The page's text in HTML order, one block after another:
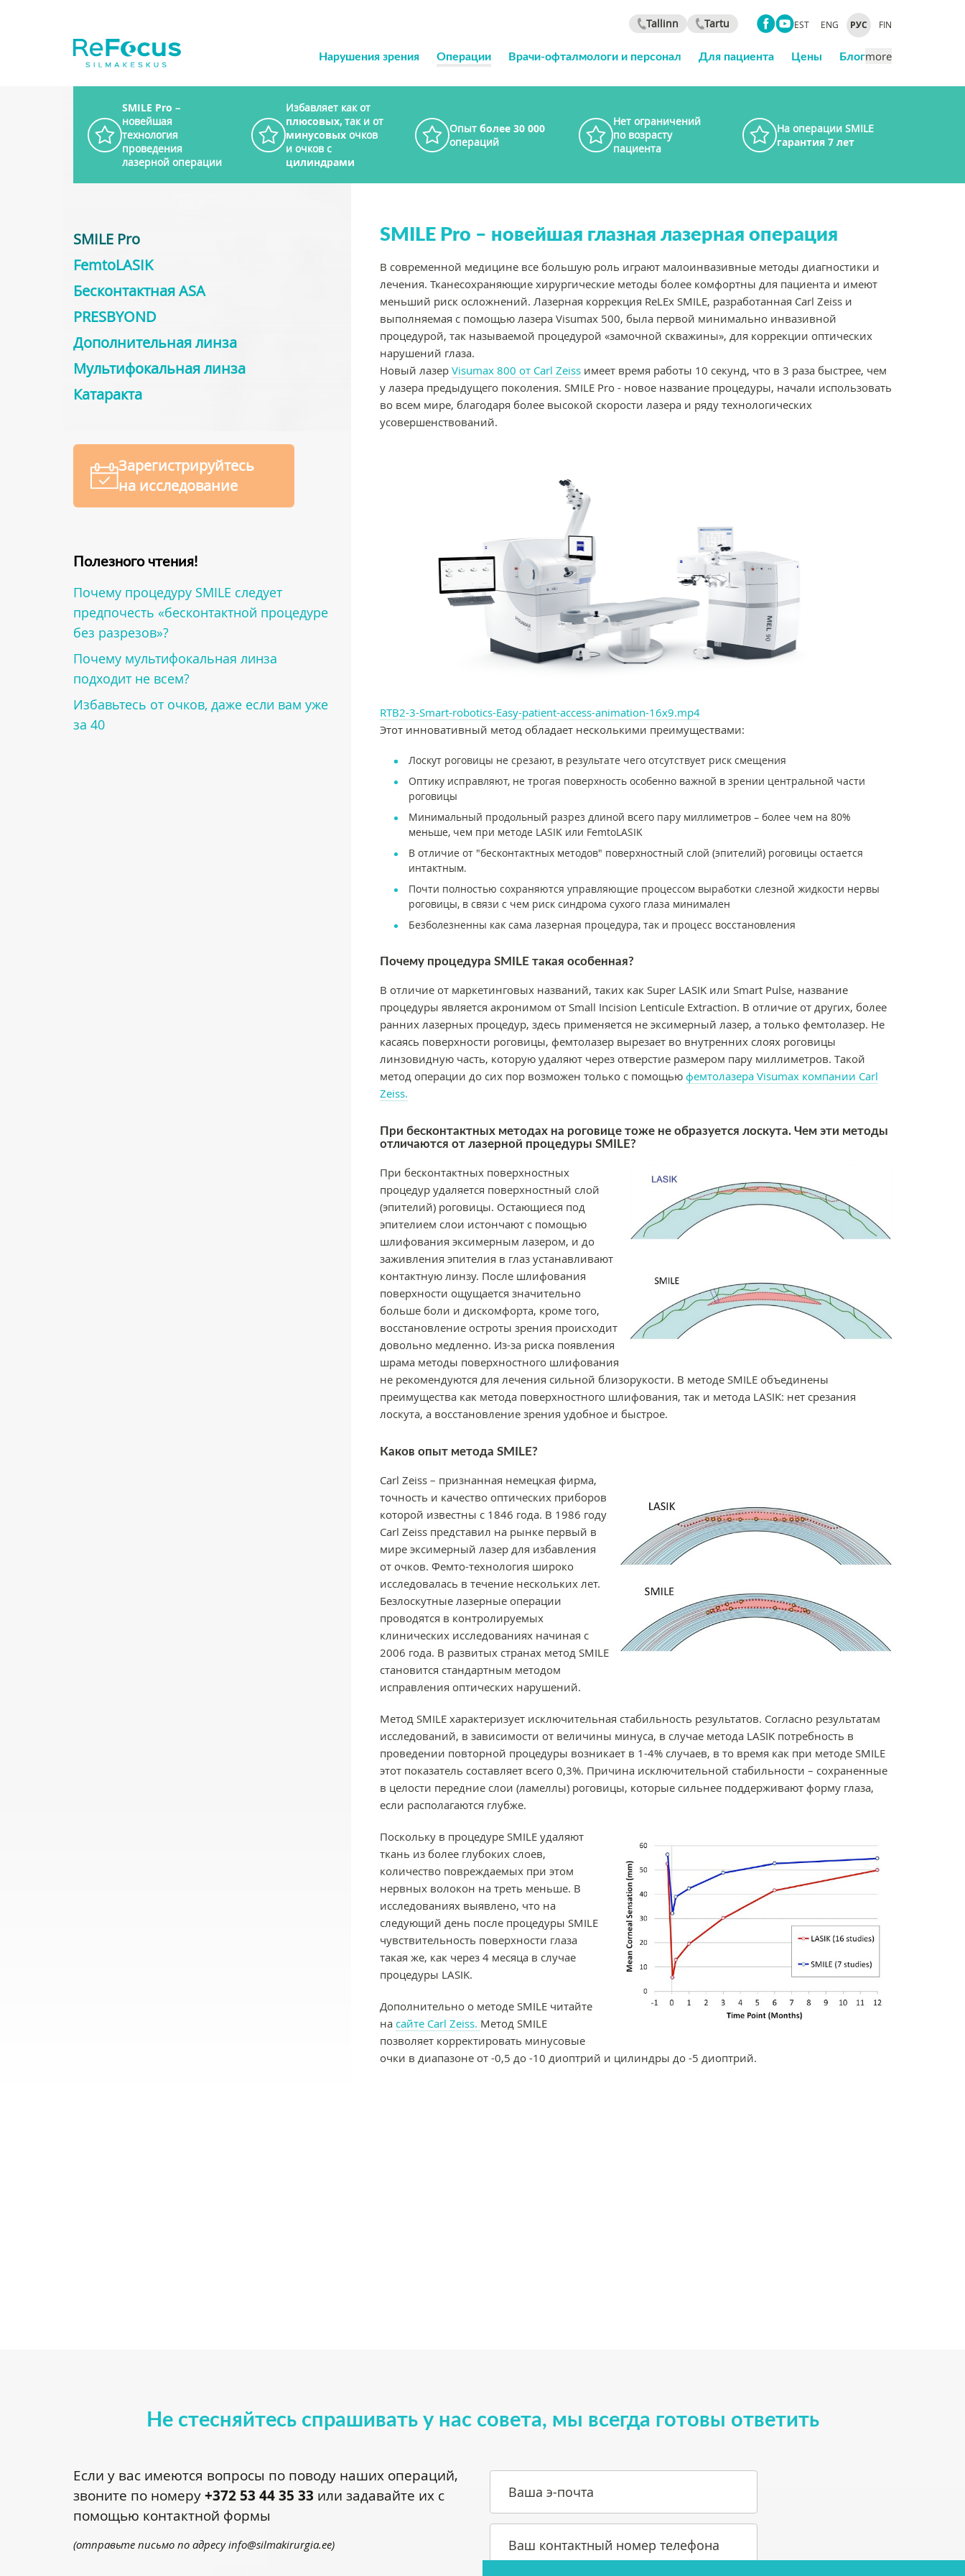
Tallinn Tartu EST ENG РУС FIN
Нарушения зрения Операции Врачи-офталмологи и персонал Для пациента Цены Блогmore
SMILE Pro –
новейшая
технология
проведения
лазерной операции
Избавляет как от
плюсовых, так и от
минусовых очков
и очков с
цилиндрами
Опыт более 30 000
операций
Нет ограничений
по возрасту
пациента
На операции SMILE
гарантия 7 лет
SMILE Pro – новейшая глазная лазерная операция
В современной медицине все большую роль играют малоинвазивные методы диагностики и
лечения. Тканесохраняющие хирургические методы более комфортны для пациента и имеют
меньший риск осложнений. Лазерная коррекция ReLEx SMILE, разработанная Carl Zeiss и
выполняемая с помощью лазера Visumax 500, была первой минимально инвазивной
процедурой, так называемой процедурой «замочной скважины», для коррекции оптических
нарушений глаза.
Новый лазер Visumax 800 от Carl Zeissимеет время работы 10 секунд, что в 3 раза быстрее, чем
у лазера предыдущего поколения. SMILE Pro - новое название процедуры, начали использовать
во всем мире, благодаря более высокой скорости лазера и ряду технологических
усовершенствований.
RTB2-3-Smart-robotics-Easy-patient-access-animation-16x9.mp4
Этот инновативный метод обладает несколькими преимуществами:
Лоскут роговицы не срезают, в результате чего отсутствует риск смещения
Оптику исправляют, не трогая поверхность особенно важной в зрении центральной части
роговицы
Минимальный продольный разрез длиной всего пару миллиметров – более чем на 80%
меньше, чем при методе LASIK или FemtoLASIK
В отличие от "бесконтактных методов" поверхностный слой (эпителий) роговицы остается
интактным.
Почти полностью сохраняются управляющие процессом выработки слезной жидкости нервы
роговицы, в связи с чем риск синдрома сухого глаза минимален
Безболезненны как сама лазерная процедура, так и процесс восстановления
Почему процедура SMILE такая особенная?
В отличие от маркетинговых названий, таких как Super LASIK или Smart Pulse, название
процедуры является акронимом от Small Incision Lenticule Extraction. В отличие от других, более
ранних лазерных процедур, здесь применяется не эксимерный лазер, а только фемтолазер. Не
касаясь поверхности роговицы, фемтолазер вырезает во внутренних слоях роговицы
линзовидную часть, которую удаляют через отверстие размером пару миллиметров. Такой
метод операции до сих пор возможен только с помощью фемтолазера Visumaxкомпании Carl
Zeiss.
При бесконтактных методах на роговице тоже не образуется лоскута. Чем эти методы
отличаются от лазерной процедуры SMILE?
При бесконтактных поверхностных
процедур удаляется поверхностный слой
(эпителий) роговицы. Остающиеся под
эпителием слои истончают с помощью
шлифования эксимерным лазером, и до
заживления эпителия в глаз устанавливают
контактную линзу. После шлифования
поверхности ощущается значительно
больше боли и дискомфорта, кроме того,
восстановление остроты зрения происходит
довольно медленно. Из-за риска появления
шрама методы поверхностного шлифования
не рекомендуются для лечения сильной близорукости. В методе SMILE объединены
преимущества как метода поверхностного шлифования, так и метода LASIK: нет срезания
лоскута, а восстановление зрения удобное и быстрое.
Каков опыт метода SMILE?
Carl Zeiss – признанная немецкая фирма,
точность и качество оптических приборов
которой известны с 1846 года. В 1986 году
Carl Zeiss представил на рынке первый в
мире эксимерный лазер для избавления
от очков. Фемто-технология широко
исследовалась в течение нескольких лет.
Безлоскутные лазерные операции
проводятся в контролируемых
клинических исследованиях начиная с
2006 года. В развитых странах метод SMILE
становится стандартным методом
исправления оптических нарушений.
Метод SMILE характеризует исключительная стабильность результатов. Согласно результатам
исследований, в зависимости от величины минуса, в случае метода LASIK потребность в
проведении повторной процедуры возникает в 1-4% случаев, в то время как при методе SMILE
этот показатель составляет всего 0,3%. Причина исключительной стабильности – сохраненные
в целости передние слои (ламеллы) роговицы, которые сильнее поддерживают форму глаза,
если располагаются глубже.
Поскольку в процедуре SMILE удаляют
ткань из более глубоких слоев,
количество повреждаемых при этом
нервных волокон на треть меньше. В
исследованиях выявлено, что на
следующий день после процедуры SMILE
чувствительность поверхности глаза
такая же, как через 4 месяца в случае
процедуры LASIK.
Дополнительно о методе SMILE читайте
на сайте Carl Zeiss. Метод SMILE
позволяет корректировать минусовые
очки в диапазоне от -0,5 до -10 диоптрий и цилиндры до -5 диоптрий.
SMILE Pro
FemtoLASIK
Бесконтактная ASA
PRESBYOND
Дополнительная линза
Мультифокальная линза
Катаракта
Зарегистрируйтесь
на исследование
Полезного чтения!
Почему процедуру SMILE следует
предпочесть «бесконтактной процедуре
без разрезов»?
Почему мультифокальная линза
подходит не всем?
Избавьтесь от очков, даже если вам уже
за 40
Не стесняйтесь спрашивать у нас совета, мы всегда готовы ответить
Если у вас имеются вопросы по поводу наших операций,
звоните по номеру+372 53 44 35 33 или задавайте их с
помощью контактной формы
(отправьте письмо по адресуinfo@silmakirurgia.ee)
Ваша э-почта
Ваш контактный номер телефона